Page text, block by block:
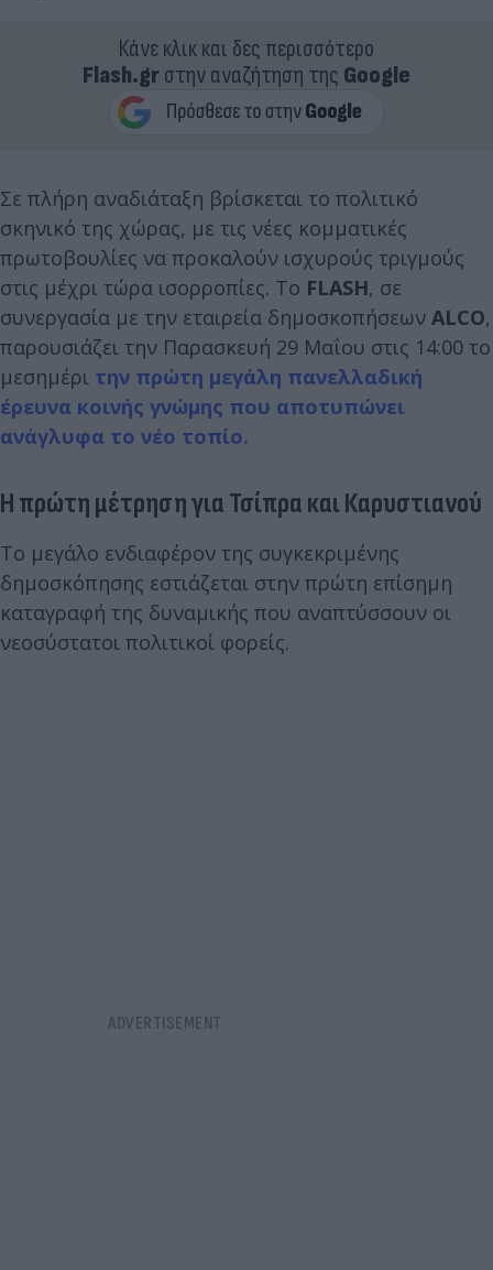
Κάνε κλικ και δες περισσότερο
Flash.grστην αναζήτηση της Google
Σε πλήρη αναδιάταξη βρίσκεται το πολιτικό
σκηνικό της χώρας, με τις νέες κομματικές
πρωτοβουλίες να προκαλούν ισχυρούς τριγμούς
στις μέχρι τώρα ισορροπίες. Το FLASH, σε
συνεργασία με την εταιρεία δημοσκοπήσεων ALCO,
παρουσιάζει την Παρασκευή 29 Μαΐου στις 14:00 το
μεσημέρι την πρώτη μεγάλη πανελλαδική
έρευνα κοινής γνώμης που αποτυπώνει
ανάγλυφα το νέο τοπίο.
Η πρώτη μέτρηση για Τσίπρα και Καρυστιανού
Το μεγάλο ενδιαφέρον της συγκεκριμένης
δημοσκόπησης εστιάζεται στην πρώτη επίσημη
καταγραφή της δυναμικής που αναπτύσσουν οι
νεοσύστατοι πολιτικοί φορείς.